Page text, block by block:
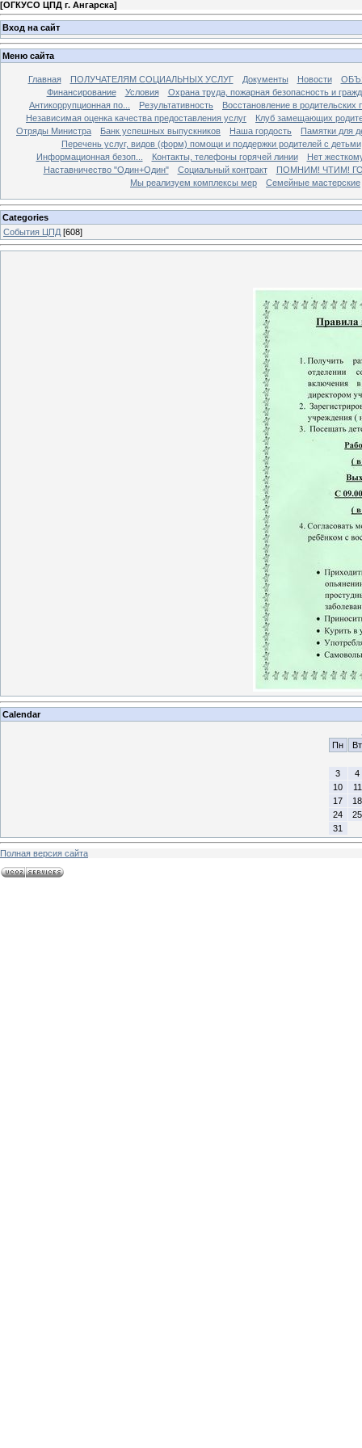
[ОГКУСО ЦПД г. Ангарска]
Вход на сайт
Меню сайта
Главная ПОЛУЧАТЕЛЯМ СОЦИАЛЬНЫХ УСЛУГ Документы Новости
Финансирование
Условия
Охрана труда, пожарная безопасность и
Антикоррупционная по...
Результативность
Восстановление в родительских
Независимая оценка качества предоставления услуг
Клуб замещающих
Отряды Министра
Банк успешных выпускников Наша гордость
Памятки для
Перечень услуг, видов (форм) помощи и поддержки родителей с детьми
Информационная безоп...
Контакты, телефоны горячей линии
Нет
Наставничество "Один+Один"
Социальный контракт
ПОМНИМ! ЧТИМ!
Мы реализуем комплексы мер
Семейные мастерские
Categories
События ЦПД [608]
Calendar
Пн
Вт
3
4
10
11
17
18
24
25
31
Полная версия сайта